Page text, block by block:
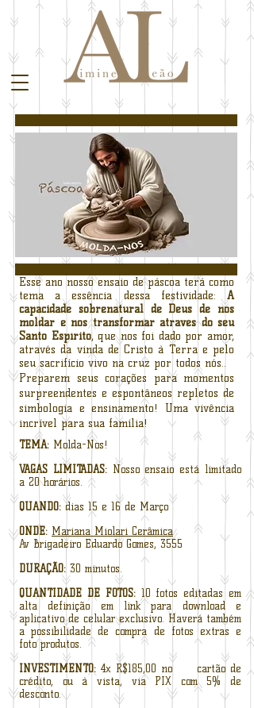
Esse ano nosso ensaio de páscoa terá como
tema a essência dessa festividade: A
capacidade sobrenatural de Deus de nos
moldar e nos transformar através do seu
Santo Espírito, que nos foi dado por amor,
através da vinda de Cristo à Terra e pelo
seu sacrifício vivo na cruz por todos nós..
Preparem seus corações para momentos
surpreendentes e espontâneos repletos de
simbologia e ensinamento! Uma vivência
incrível para sua família!
TEMA: Molda-Nos!
VAGAS LIMITADAS:Nosso ensaio está limitado
a 20 horários.
QUANDO: dias 15 e 16 de Março
ONDE: Mariana Miolari Cerâmica
Av Brigadeiro Eduardo Gomes, 3555
DURAÇÃO: 30 minutos.
QUANTIDADE DE FOTOS:10 fotos editadas em
alta definição em link para download e
aplicativo de celular exclusivo. Haverá também
a possibilidade de compra de fotos extras e
foto produtos.
INVESTIMENTO:4x R$185,00 no cartão de
crédito, ou à vista, via PIX com 5% de
desconto.